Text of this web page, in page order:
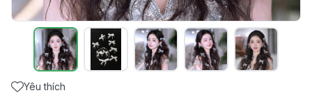
Yêu thích